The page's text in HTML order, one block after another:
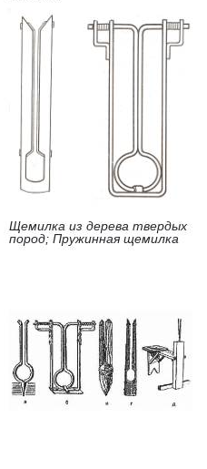
Щемилка из дерева твердых
пород; Пружинная щемилка